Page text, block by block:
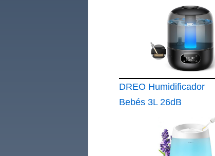
DREO Humidificador
Bebés 3L 26dB
Sensor de Humedad